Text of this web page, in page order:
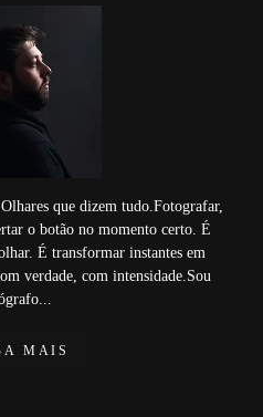
que dizem tudo.Fotografar,
o botão no momento certo. É
É transformar instantes em
verdade, com intensidade.Sou
MAIS